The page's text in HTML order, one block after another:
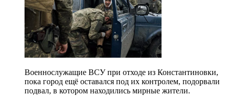
Военнослужащие ВСУ при отходе из Константиновки,
пока город ещё оставался под их контролем, подорвали
подвал, в котором находились мирные жители.